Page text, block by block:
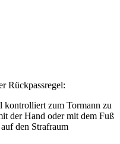
Rückpassregel:
kontrolliert zum Tormann zu
der Hand oder mit dem Fuß
den Strafraum